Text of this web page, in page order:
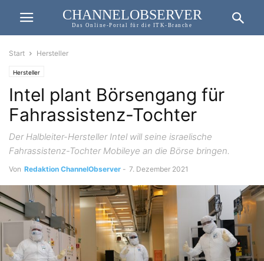
CHANNELOBSERVER
Das Online-Portal für die ITK-Branche
Start Hersteller
Hersteller
Intel plant Börsengang für
Fahrassistenz-Tochter
Der Halbleiter-Hersteller Intel will seine israelische
Fahrassistenz-Tochter Mobileye an die Börse bringen.
Von Redaktion ChannelObserver - 7. Dezember 2021